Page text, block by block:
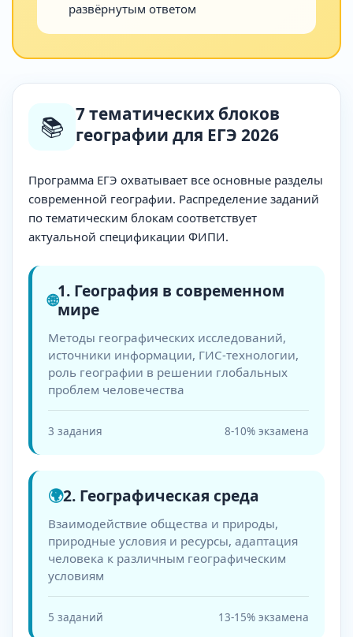
развёрнутым ответом
📚 7 тематических блоков
географии для ЕГЭ 2026
Программа ЕГЭ охватывает все основные разделы
современной географии. Распределение заданий
по тематическим блокам соответствует
актуальной спецификации ФИПИ.
🌐1. География в современном
мире
Методы географических исследований,
источники информации, ГИС-технологии,
роль географии в решении глобальных
проблем человечества
3 задания 8-10% экзамена
🌍2. Географическая среда
Взаимодействие общества и природы,
природные условия и ресурсы, адаптация
человека к различным географическим
условиям
5 заданий 13-15% экзамена